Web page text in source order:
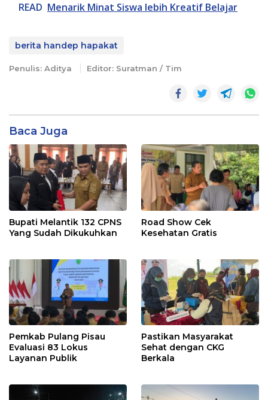
READ Menarik Minat Siswa lebih Kreatif Belajar
berita handep hapakat
Penulis: Aditya Editor: Suratman / Tim
Baca Juga
Bupati Melantik 132 CPNS
Yang Sudah Dikukuhkan
Road Show Cek
Kesehatan Gratis
Pemkab Pulang Pisau
Evaluasi 83 Lokus
Layanan Publik
Pastikan Masyarakat
Sehat dengan CKG
Berkala